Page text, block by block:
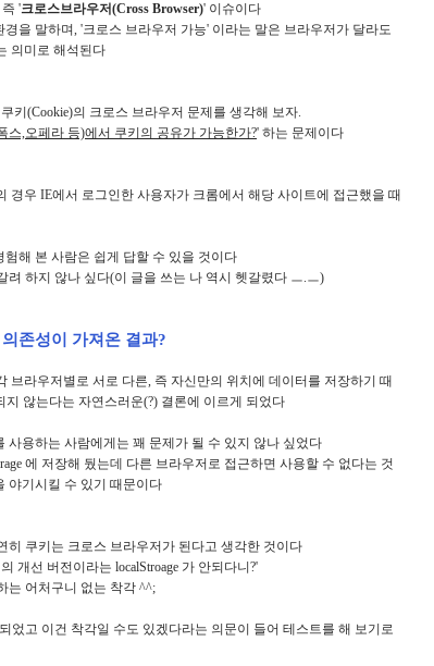
'크로스브라우저(Cross Browser)' 이슈이다
을 말하며, '크로스 브라우저 가능' 이라는 말은 브라우저가 달라도
의미로 해석된다
키(Cookie)의 크로스 브라우저 문제를 생각해 보자.
,오페라 등)에서 쿠키의 공유가 가능한가?' 하는 문제이다
경우 IE에서 로그인한 사용자가 크롬에서 해당 사이트에 접근했을 때
해 본 사람은 쉽게 답할 수 있을 것이다
려 하지 않나 싶다(이 글을 쓰는 나 역시 헷갈렸다 ㅡ.ㅡ)
존성이 가져온 결과?
브라우저별로 서로 다른, 즉 자신만의 위치에 데이터를 저장하기 때
않는다는 자연스러운(?) 결론에 이르게 되었다
사용하는 사람에게는 꽤 문제가 될 수 있지 않나 싶었다
에 저장해 뒀는데 다른 브라우저로 접근하면 사용할 수 없다는 것
야기시킬 수 있기 때문이다
히 쿠키는 크로스 브라우저가 된다고 생각한 것이다
개선 버전이라는 localStroage 가 안되다니?'
는 어처구니 없는 착각 ^^;
었고 이건 착각일 수도 있겠다라는 의문이 들어 테스트를 해 보기로